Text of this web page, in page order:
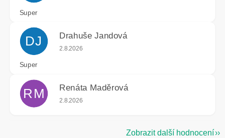
Super
DJ Drahuše Jandová
Hodnocení obchodu je 5 z 5 hvězdiček.
2.8.2026
Super
RM Renáta Maděrová
Hodnocení obchodu je 5 z 5 hvězdiček.
2.8.2026
Zobrazit další hodnocení